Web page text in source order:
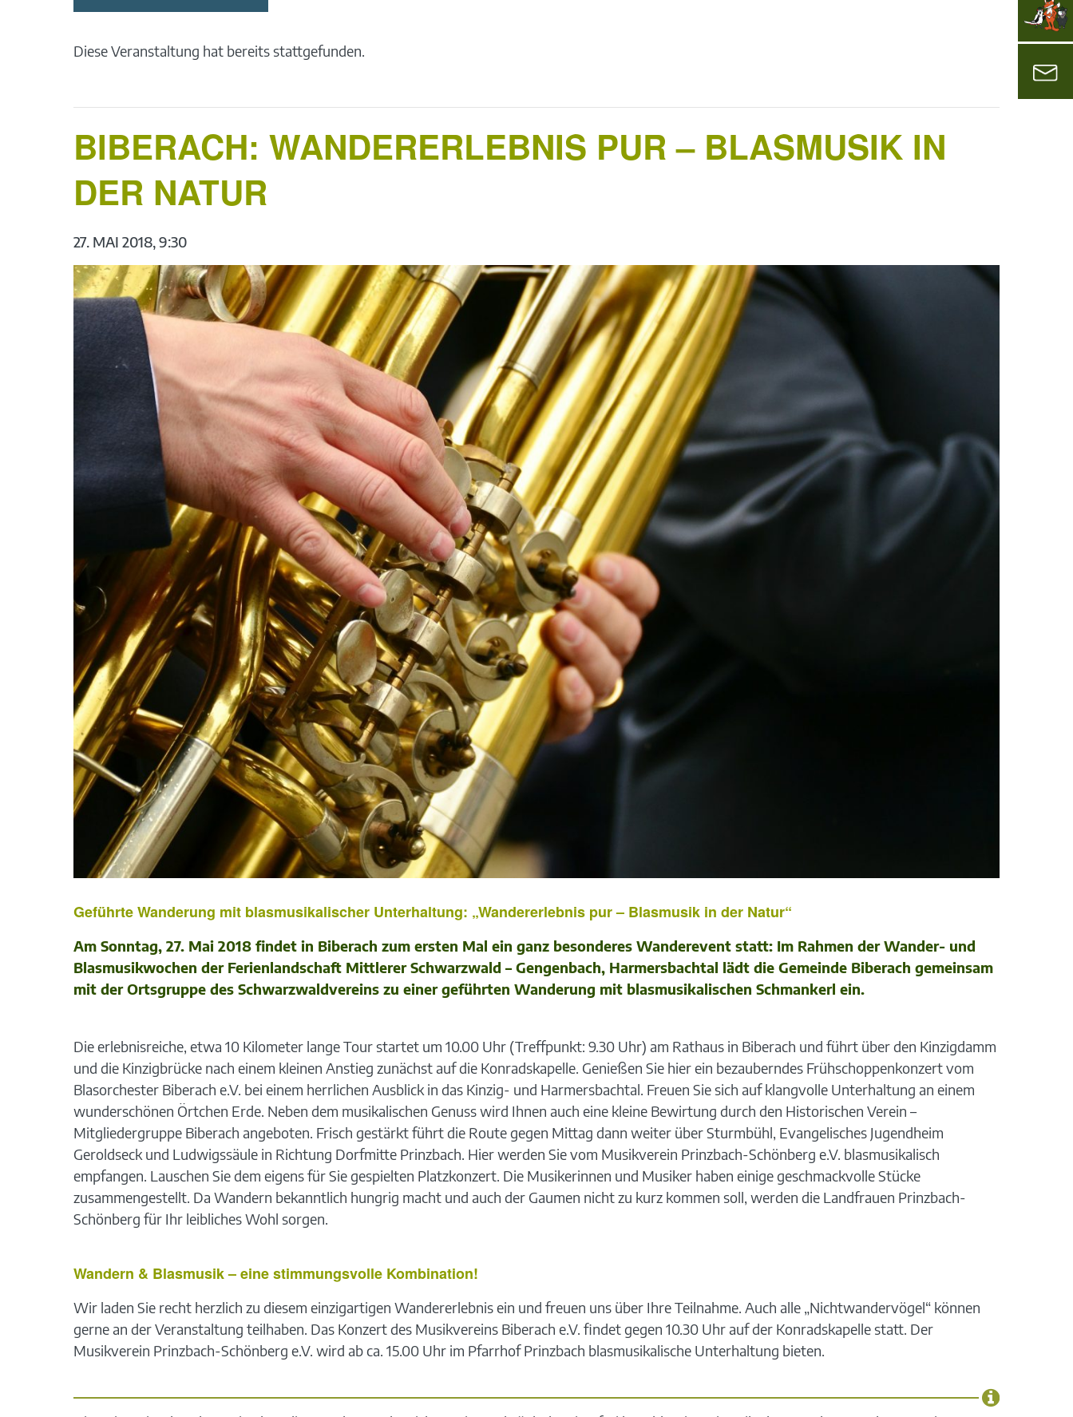
Diese Veranstaltung hat bereits stattgefunden.
BIBERACH: WANDERERLEBNIS PUR – BLASMUSIK IN
DER NATUR
27. MAI 2018, 9:30
Geführte Wanderung mit blasmusikalischer Unterhaltung: „Wandererlebnis pur – Blasmusik in der Natur“
Am Sonntag, 27. Mai 2018 findet in Biberach zum ersten Mal ein ganz besonderes Wanderevent statt: Im Rahmen der Wander- und
Blasmusikwochen der Ferienlandschaft Mittlerer Schwarzwald – Gengenbach, Harmersbachtal lädt die Gemeinde Biberach gemeinsam
mit der Ortsgruppe des Schwarzwaldvereins zu einer geführten Wanderung mit blasmusikalischen Schmankerl ein.
Die erlebnisreiche, etwa 10 Kilometer lange Tour startet um 10.00 Uhr (Treffpunkt: 9.30 Uhr) am Rathaus in Biberach und führt über den Kinzigdamm
und die Kinzigbrücke nach einem kleinen Anstieg zunächst auf die Konradskapelle. Genießen Sie hier ein bezauberndes Frühschoppenkonzert vom
Blasorchester Biberach e.V. bei einem herrlichen Ausblick in das Kinzig- und Harmersbachtal. Freuen Sie sich auf klangvolle Unterhaltung an einem
wunderschönen Örtchen Erde. Neben dem musikalischen Genuss wird Ihnen auch eine kleine Bewirtung durch den Historischen Verein –
Mitgliedergruppe Biberach angeboten. Frisch gestärkt führt die Route gegen Mittag dann weiter über Sturmbühl, Evangelisches Jugendheim
Geroldseck und Ludwigssäule in Richtung Dorfmitte Prinzbach. Hier werden Sie vom Musikverein Prinzbach-Schönberg e.V. blasmusikalisch
empfangen. Lauschen Sie dem eigens für Sie gespielten Platzkonzert. Die Musikerinnen und Musiker haben einige geschmackvolle Stücke
zusammengestellt. Da Wandern bekanntlich hungrig macht und auch der Gaumen nicht zu kurz kommen soll, werden die Landfrauen Prinzbach-
Schönberg für Ihr leibliches Wohl sorgen.
Wandern & Blasmusik – eine stimmungsvolle Kombination!
Wir laden Sie recht herzlich zu diesem einzigartigen Wandererlebnis ein und freuen uns über Ihre Teilnahme. Auch alle „Nichtwandervögel“ können
gerne an der Veranstaltung teilhaben. Das Konzert des Musikvereins Biberach e.V. findet gegen 10.30 Uhr auf der Konradskapelle statt. Der
Musikverein Prinzbach-Schönberg e.V. wird ab ca. 15.00 Uhr im Pfarrhof Prinzbach blasmusikalische Unterhaltung bieten.